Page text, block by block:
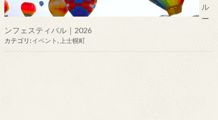
ル
ー
ンフェスティバル｜2026
カテゴリ:イベント, 上士幌町